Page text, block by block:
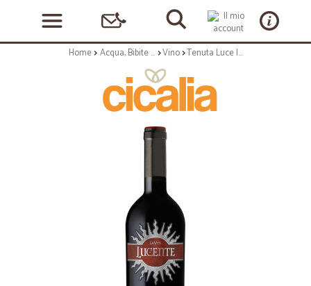
Home Acqua, Bibite e Alcolici Vino Tenuta Luce la vite lucente cl.75